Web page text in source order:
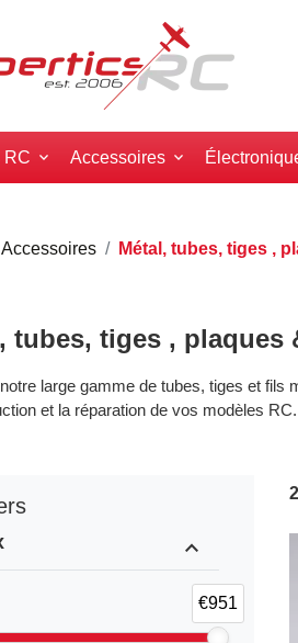
RC Accessoires
Accessoires Métal, tubes, tiges ,
tubes, tiges , plaques
large gamme de tubes, tiges et fils
et la réparation de vos modèles RC.
expand_less
€951